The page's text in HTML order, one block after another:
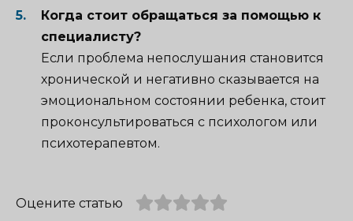
Когда стоит обращаться за помощью к
специалисту?
Если проблема непослушания становится
хронической и негативно сказывается на
эмоциональном состоянии ребенка, стоит
проконсультироваться с психологом или
психотерапевтом.
Оцените статью